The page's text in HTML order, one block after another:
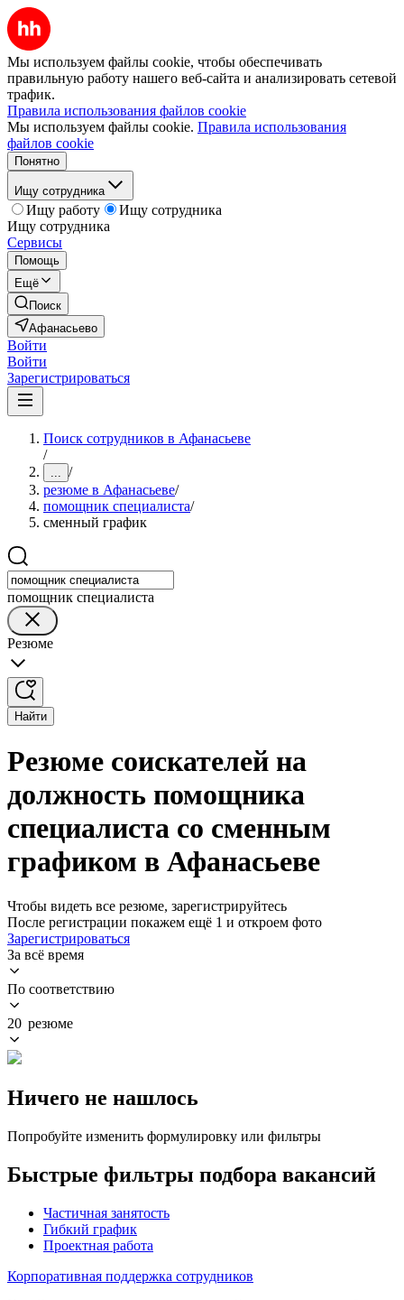
Мы используем файлы cookie, чтобы обеспечивать
правильную работу нашего веб-сайта и анализировать сетевой
трафик.
Правила использования файлов cookie
Мы используем файлы cookie. Правила использования
файлов cookie
Понятно
Ищу сотрудника
Ищу работу
Ищу сотрудника
Ищу сотрудника
Сервисы
Помощь
Ещё
Поиск
Афанасьево
Войти
Войти
Зарегистрироваться
Поиск сотрудников в Афанасьеве
/
... /
резюме в Афанасьеве/
помощник специалиста/
сменный график
помощник специалиста
Резюме
Найти
Резюме соискателей на
должность помощника
специалиста со сменным
графиком в Афанасьеве
Чтобы видеть все резюме, зарегистрируйтесь
После регистрации покажем ещё 1 и откроем фото
Зарегистрироваться
За всё время
По соответствию
20 резюме
Ничего не нашлось
Попробуйте изменить формулировку или фильтры
Быстрые фильтры подбора вакансий
Частичная занятость
Гибкий график
Проектная работа
Корпоративная поддержка сотрудников